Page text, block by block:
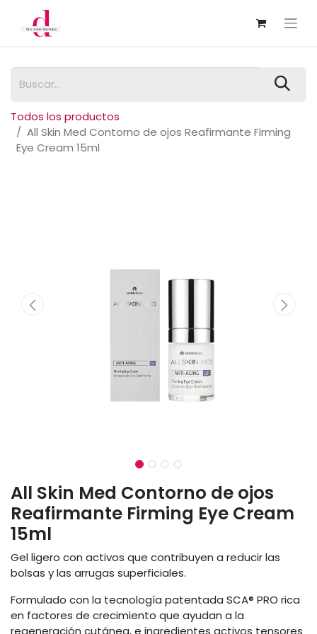
Todos los productos
All Skin Med Contorno de ojos Reafirmante Firming
Eye Cream 15ml
All Skin Med Contorno de ojos
Reafirmante Firming Eye Cream
15ml
Gel ligero con activos que contribuyen a reducir las
bolsas y las arrugas superficiales.
Formulado con la tecnología patentada SCA® PRO rica
en factores de crecimiento que ayudan a la
regeneración cutánea, e ingredientes activos tensores